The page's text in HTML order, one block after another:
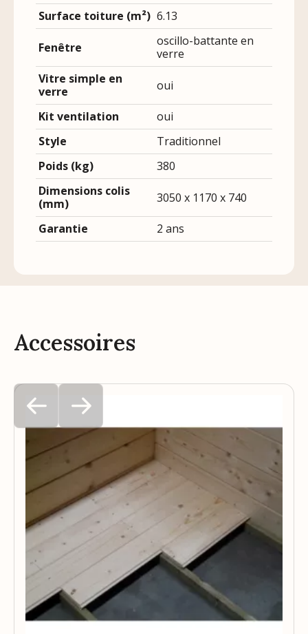
Surface toiture (m²) 6.13
Fenêtre
oscillo-battante en
verre
Vitre simple en
verre
oui
Kit ventilation
oui
Style
Traditionnel
Poids (kg)
380
Dimensions colis
(mm)
3050 x 1170 x 740
Garantie 2 ans
Accessoires